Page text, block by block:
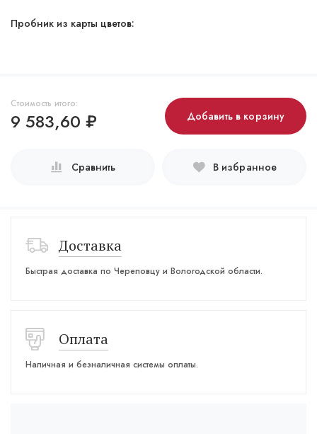
Пробник из карты цветов:
Стоимость итого:
9 583,60 ₽ Добавить в корзину
Сравнить В избранное
Доставка
Быстрая доставка по Череповцу и Вологодской области.
Оплата
Наличная и безналичная системы оплаты.